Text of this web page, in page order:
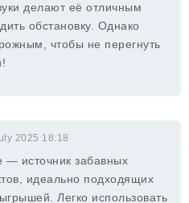
делают её отличным
обстановку. Однако
чтобы не перегнуть
2025 18:18
— источник забавных
идеально подходящих
Легко использовать